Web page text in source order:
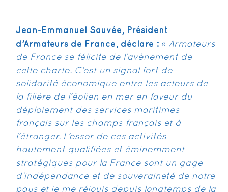
Jean-Emmanuel Sauvée, Président
d’Armateurs de France, déclare : « Armateurs
de France se félicite de l’avènement de
cette charte. C’est un signal fort de
solidarité économique entre les acteurs de
la filière de l’éolien en mer en faveur du
déploiement des services maritimes
français sur les champs français et à
l’étranger. L’essor de ces activités
hautement qualifiées et éminemment
stratégiques pour la France sont un gage
d’indépendance et de souveraineté de notre
pays et je me réjouis depuis longtemps de la